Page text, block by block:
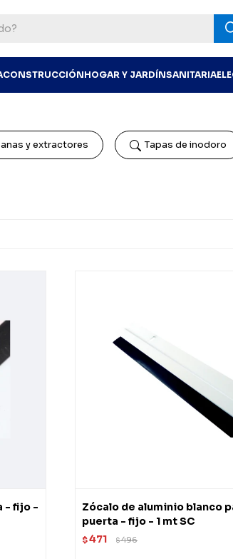
CONSTRUCCIÓNHOGAR Y JARDÍNSANITARIA
y extractores Tapas de inodoro
- fijo -
Zócalo de aluminio blanco
puerta - fijo - 1 mt SC
$471 $496